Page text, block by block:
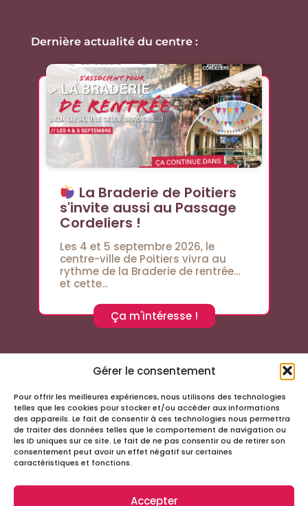
Gérer le consentement
Pour offrir les meilleures expériences, nous utilisons des technologies
telles que les cookies pour stocker et/ou accéder aux informations
des appareils. Le fait de consentir à ces technologies nous permettra
de traiter des données telles que le comportement de navigation ou
les ID uniques sur ce site. Le fait de ne pas consentir ou de retirer son
consentement peut avoir un effet négatif sur certaines
caractéristiques et fonctions.
Accepter
Dernière actualité du centre :
La Braderie de Poitiers
s'invite aussi au Passage
Cordeliers !
Les 4 et 5 septembre 2026, le
centre-ville de Poitiers vivra au
rythme de la Braderie de rentrée…
et cette...
Ça m'intéresse !
Suivez-nous sur les réseaux sociaux